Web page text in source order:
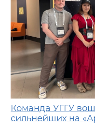
Команда УГГУ
сильнейших на